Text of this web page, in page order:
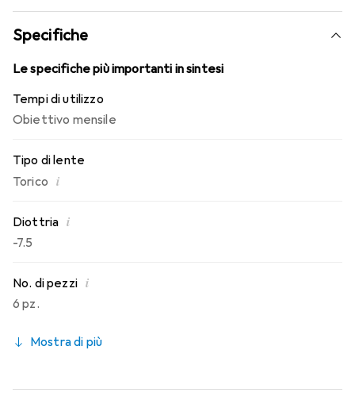
indossabilità che conosci. Comfort e assenza di disturbi
per tutto il giorno con le lenti mensili.
Specifiche
Le specifiche più importanti in sintesi
Tempi di utilizzo
Obiettivo mensile
Tipo di lente
Torico i
Diottria i
-7.5
No. di pezzi i
6 pz.
Mostra di più